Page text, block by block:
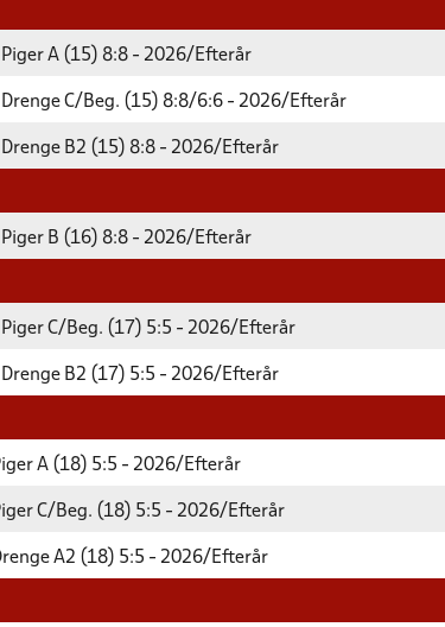
Piger A (15) 8:8 - 2026/Efterår
Drenge C/Beg. (15) 8:8/6:6 - 2026/Efterår
Drenge B2 (15) 8:8 - 2026/Efterår
Piger B (16) 8:8 - 2026/Efterår
Piger C/Beg. (17) 5:5 - 2026/Efterår
Drenge B2 (17) 5:5 - 2026/Efterår
A (18) 5:5 - 2026/Efterår
C/Beg. (18) 5:5 - 2026/Efterår
A2 (18) 5:5 - 2026/Efterår